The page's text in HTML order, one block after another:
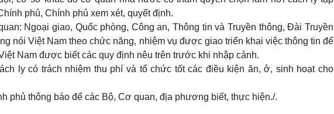
phủ, Chính phủ xem xét, quyết định.
Ngoại giao, Quốc phòng, Công an, Thông tin và Truyền thông, Đài Truyền
nói Việt Nam theo chức năng, nhiệm vụ được giao triển khai việc thông tin để
Nam được biết các quy định nêu trên trước khi nhập cảnh.
ly có trách nhiệm thu phí và tổ chức tốt các điều kiện ăn, ở, sinh hoạt cho
phủ thông báo để các Bộ, Cơ quan, địa phương biết, thực hiện./.